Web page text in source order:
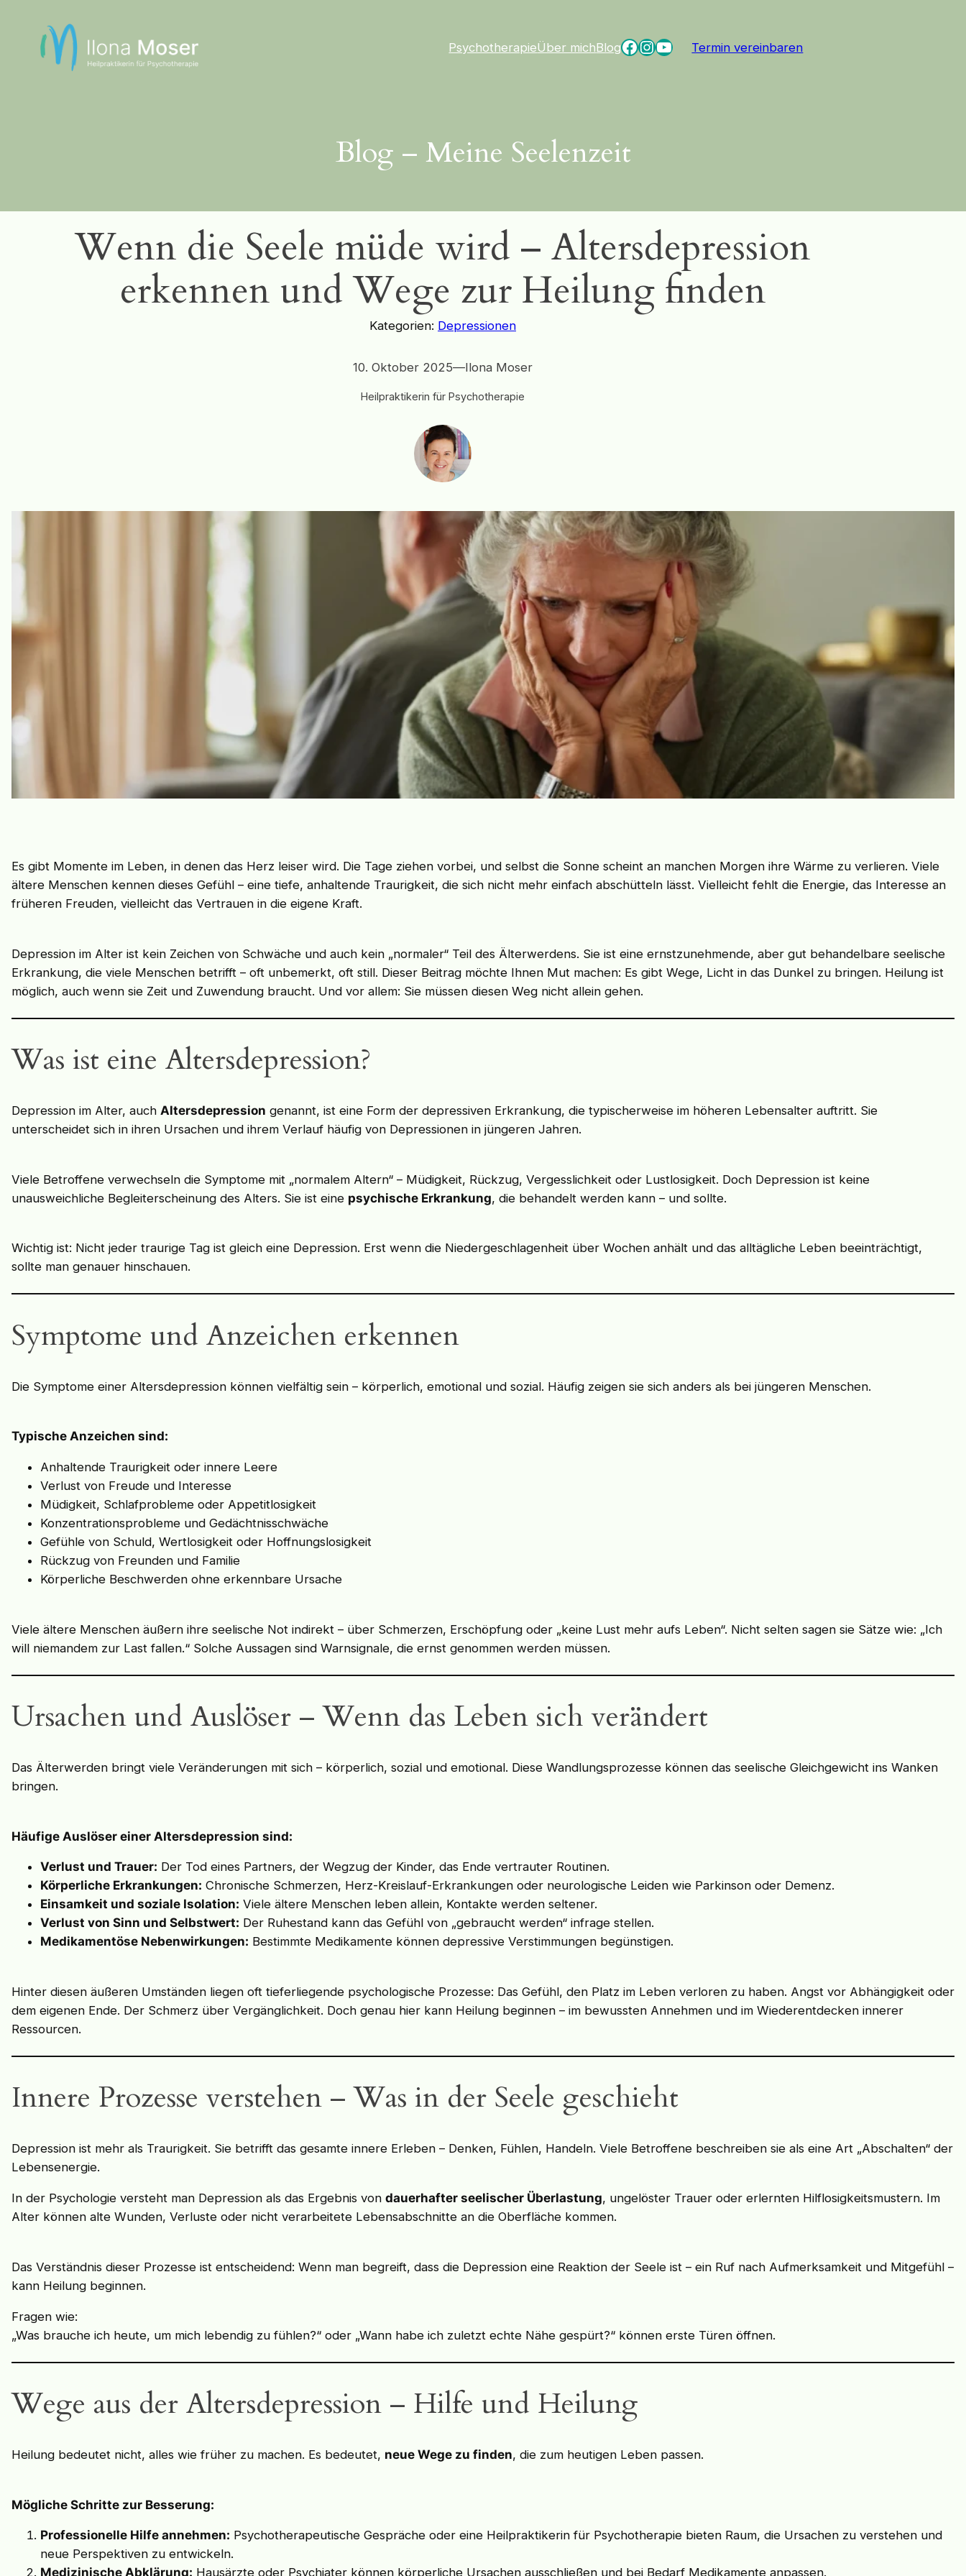
springen
PsychotherapieÜber michBlogFacebook
Instagram
YouTubeTermin vereinbaren
Blog – Meine Seelenzeit
Wenn die Seele müde wird – Altersdepression
erkennen und Wege zur Heilung finden
Kategorien: Depressionen
10. Oktober 2025—Ilona Moser
Heilpraktikerin für Psychotherapie
Es gibt Momente im Leben, in denen das Herz leiser wird. Die Tage ziehen vorbei, und selbst die Sonne scheint an manchen Morgen ihre Wärme zu verlieren. Viele
ältere Menschen kennen dieses Gefühl – eine tiefe, anhaltende Traurigkeit, die sich nicht mehr einfach abschütteln lässt. Vielleicht fehlt die Energie, das Interesse an
früheren Freuden, vielleicht das Vertrauen in die eigene Kraft.
Depression im Alter ist kein Zeichen von Schwäche und auch kein „normaler“ Teil des Älterwerdens. Sie ist eine ernstzunehmende, aber gut behandelbare seelische
Erkrankung, die viele Menschen betrifft – oft unbemerkt, oft still. Dieser Beitrag möchte Ihnen Mut machen: Es gibt Wege, Licht in das Dunkel zu bringen. Heilung ist
möglich, auch wenn sie Zeit und Zuwendung braucht. Und vor allem: Sie müssen diesen Weg nicht allein gehen.
Was ist eine Altersdepression?
Depression im Alter, auch Altersdepression genannt, ist eine Form der depressiven Erkrankung, die typischerweise im höheren Lebensalter auftritt. Sie
unterscheidet sich in ihren Ursachen und ihrem Verlauf häufig von Depressionen in jüngeren Jahren.
Viele Betroffene verwechseln die Symptome mit „normalem Altern“ – Müdigkeit, Rückzug, Vergesslichkeit oder Lustlosigkeit. Doch Depression ist keine
unausweichliche Begleiterscheinung des Alters. Sie ist eine psychische Erkrankung, die behandelt werden kann – und sollte.
Wichtig ist: Nicht jeder traurige Tag ist gleich eine Depression. Erst wenn die Niedergeschlagenheit über Wochen anhält und das alltägliche Leben beeinträchtigt,
sollte man genauer hinschauen.
Symptome und Anzeichen erkennen
Die Symptome einer Altersdepression können vielfältig sein – körperlich, emotional und sozial. Häufig zeigen sie sich anders als bei jüngeren Menschen.
Typische Anzeichen sind:
Anhaltende Traurigkeit oder innere Leere
Verlust von Freude und Interesse
Müdigkeit, Schlafprobleme oder Appetitlosigkeit
Konzentrationsprobleme und Gedächtnisschwäche
Gefühle von Schuld, Wertlosigkeit oder Hoffnungslosigkeit
Rückzug von Freunden und Familie
Körperliche Beschwerden ohne erkennbare Ursache
Viele ältere Menschen äußern ihre seelische Not indirekt – über Schmerzen, Erschöpfung oder „keine Lust mehr aufs Leben“. Nicht selten sagen sie Sätze wie: „Ich
will niemandem zur Last fallen.“ Solche Aussagen sind Warnsignale, die ernst genommen werden müssen.
Ursachen und Auslöser – Wenn das Leben sich verändert
Das Älterwerden bringt viele Veränderungen mit sich – körperlich, sozial und emotional. Diese Wandlungsprozesse können das seelische Gleichgewicht ins Wanken
bringen.
Häufige Auslöser einer Altersdepression sind:
Verlust und Trauer: Der Tod eines Partners, der Wegzug der Kinder, das Ende vertrauter Routinen.
Körperliche Erkrankungen: Chronische Schmerzen, Herz-Kreislauf-Erkrankungen oder neurologische Leiden wie Parkinson oder Demenz.
Einsamkeit und soziale Isolation: Viele ältere Menschen leben allein, Kontakte werden seltener.
Verlust von Sinn und Selbstwert: Der Ruhestand kann das Gefühl von „gebraucht werden“ infrage stellen.
Medikamentöse Nebenwirkungen: Bestimmte Medikamente können depressive Verstimmungen begünstigen.
Hinter diesen äußeren Umständen liegen oft tieferliegende psychologische Prozesse: Das Gefühl, den Platz im Leben verloren zu haben. Angst vor Abhängigkeit oder
dem eigenen Ende. Der Schmerz über Vergänglichkeit. Doch genau hier kann Heilung beginnen – im bewussten Annehmen und im Wiederentdecken innerer
Ressourcen.
Innere Prozesse verstehen – Was in der Seele geschieht
Depression ist mehr als Traurigkeit. Sie betrifft das gesamte innere Erleben – Denken, Fühlen, Handeln. Viele Betroffene beschreiben sie als eine Art „Abschalten“ der
Lebensenergie.
In der Psychologie versteht man Depression als das Ergebnis von dauerhafter seelischer Überlastung, ungelöster Trauer oder erlernten Hilflosigkeitsmustern. Im
Alter können alte Wunden, Verluste oder nicht verarbeitete Lebensabschnitte an die Oberfläche kommen.
Das Verständnis dieser Prozesse ist entscheidend: Wenn man begreift, dass die Depression eine Reaktion der Seele ist – ein Ruf nach Aufmerksamkeit und Mitgefühl –
kann Heilung beginnen.
Fragen wie:
„Was brauche ich heute, um mich lebendig zu fühlen?“ oder „Wann habe ich zuletzt echte Nähe gespürt?“ können erste Türen öffnen.
Wege aus der Altersdepression – Hilfe und Heilung
Heilung bedeutet nicht, alles wie früher zu machen. Es bedeutet, neue Wege zu finden, die zum heutigen Leben passen.
Mögliche Schritte zur Besserung:
Professionelle Hilfe annehmen: Psychotherapeutische Gespräche oder eine Heilpraktikerin für Psychotherapie bieten Raum, die Ursachen zu verstehen und
neue Perspektiven zu entwickeln.
Medizinische Abklärung: Hausärzte oder Psychiater können körperliche Ursachen ausschließen und bei Bedarf Medikamente anpassen.